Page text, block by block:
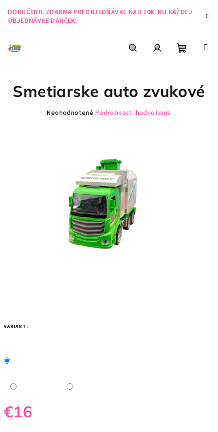
obsah
DORUČENIE ZDARMA PRI OBJEDNÁVKE NAD 70€. KU KAŽDEJ
OBJEDNÁVKE DARČEK.
košík
VARIANT:
€16
Smetiarske auto zvukové
Priemerné
hviezdičiek.
Neohodnotené Podrobnosti hodnotenia